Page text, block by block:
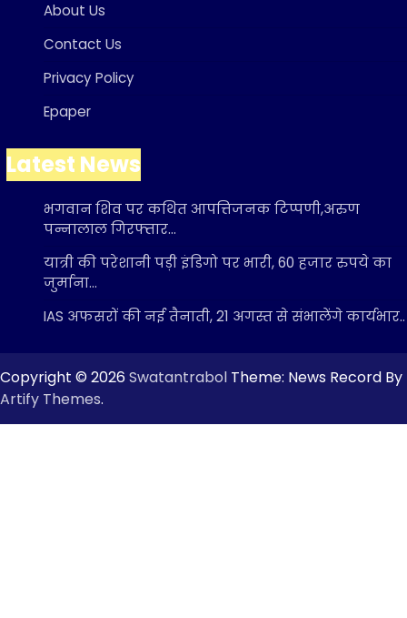
About Us
Contact Us
Privacy Policy
Epaper
Latest News
भगवान शिव पर कथित आपत्तिजनक टिप्पणी,अरुण
पन्नालाल गिरफ्तार…
यात्री की परेशानी पड़ी इंडिगो पर भारी, 60 हजार रुपये का
जुर्माना…
IAS अफसरों की नई तैनाती, 21 अगस्त से संभालेंगे कार्यभार..
Copyright © 2026 Swatantrabol Theme: News Record By
Artify Themes.